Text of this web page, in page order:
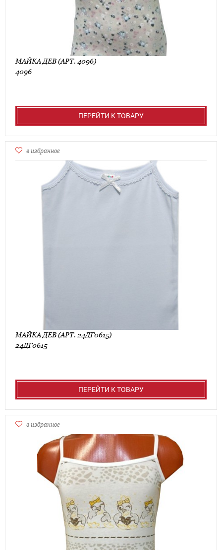
МАЙКА ДЕВ (АРТ. 4096)
4096
ПЕРЕЙТИ К ТОВАРУ
в избранное
МАЙКА ДЕВ (АРТ. 24ДГ0615)
24ДГ0615
ПЕРЕЙТИ К ТОВАРУ
в избранное